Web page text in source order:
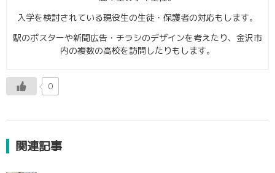
入学を検討されている現役生の生徒・保護者の対応もします。
駅のポスターや新聞広告・チラシのデザインを考えたり、金沢市
内の複数の高校を訪問したりもします。
0
関連記事